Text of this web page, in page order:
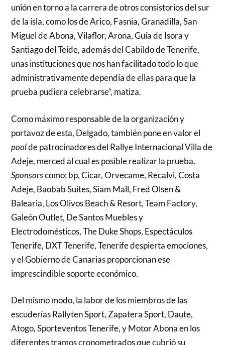
unión en torno a la carrera de otros consistorios del sur
de la isla, como los de Arico, Fasnia, Granadilla, San
Miguel de Abona, Vilaflor, Arona, Guía de Isora y
Santiago del Teide, además del Cabildo de Tenerife,
unas instituciones que nos han facilitado todo lo que
administrativamente dependía de ellas para que la
prueba pudiera celebrarse”, matiza.
Como máximo responsable de la organización y
portavoz de esta, Delgado, también pone en valor el
poolde patrocinadores del Rallye Internacional Villa de
Adeje, merced al cual es posible realizar la prueba.
Sponsorscomo: bp, Cicar, Orvecame, Recalvi, Costa
Adeje, Baobab Suites, Siam Mall, Fred Olsen &
Balearia, Los Olivos Beach & Resort, Team Factory,
Galeón Outlet, De Santos Muebles y
Electrodomésticos, The Duke Shops, Espectáculos
Tenerife, DXT Tenerife, Tenerife despierta emociones,
y el Gobierno de Canarias proporcionan ese
imprescindible soporte económico.
Del mismo modo, la labor de los miembros de las
escuderías Rallyten Sport, Zapatera Sport, Daute,
Atogo, Sporteventos Tenerife, y Motor Abona en los
diferentes tramos cronometrados que cubrió su